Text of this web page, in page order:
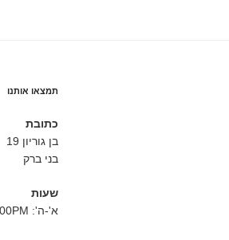
תמצאו אותנו
כתובת
בן גוריון 19
בני ברק
שעות
א'-ה': 8:30AM-6:00PM